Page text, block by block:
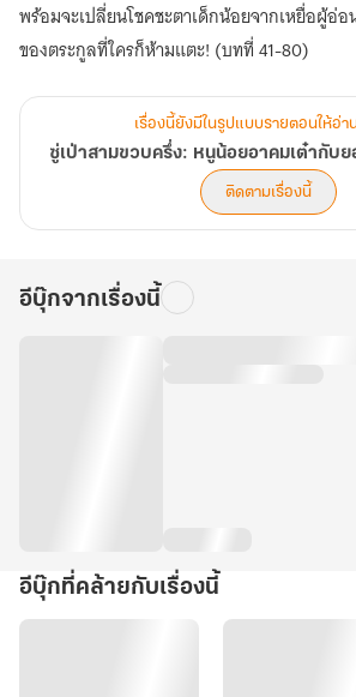
พร้อมจะเปลี่ยนโชคชะตาเด็กน้อยจากเหยื่อผู้อ่อ
ของตระกูลที่ใครก็ห้ามแตะ! (บทที่ 41-80)
เรื่องนี้ยังมีในรูปแบบรายตอนให้อ่า
ติดตามเรื่องนี้
อีบุ๊กจากเรื่องนี้
อีบุ๊กที่คล้ายกับเรื่องนี้